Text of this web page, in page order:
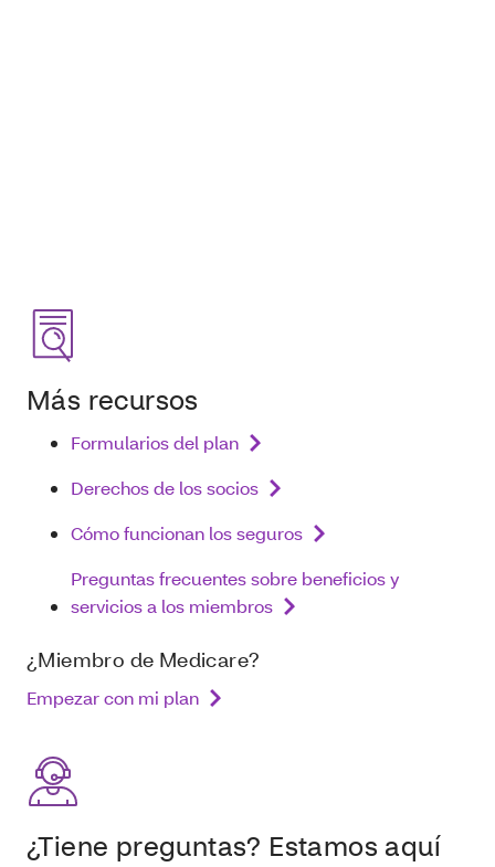
Más recursos
Formularios del plan
Derechos de los socios
Cómo funcionan los seguros
Preguntas frecuentes sobre beneficios y
servicios a los miembros
¿Miembro de Medicare?
Empezar con mi plan
¿Tiene preguntas? Estamos aquí